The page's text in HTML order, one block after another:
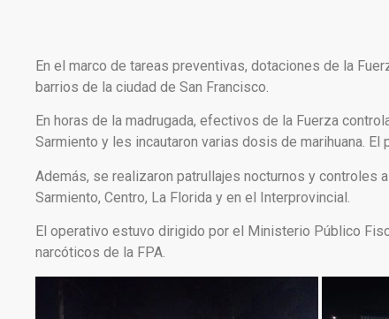
En el marco de tareas preventivas, dotaciones de la
barrios de la ciudad de San Francisco.
En horas de la madrugada, efectivos de la Fuerza
Sarmiento y les incautaron varias dosis de marihuana.
Además, se realizaron patrullajes nocturnos y controles
Sarmiento, Centro, La Florida y en el Interprovincial.
El operativo estuvo dirigido por el Ministerio Público
narcóticos de la FPA.